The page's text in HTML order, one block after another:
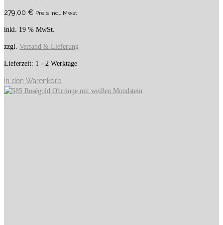
279,00 € Preis incl. Mwst.
inkl. 19 % MwSt.
zzgl. Versand & Lieferung
Lieferzeit: 1 - 2 Werktage
In den Warenkorb